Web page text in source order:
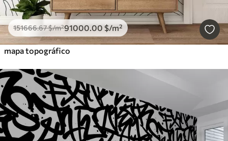
151666.67$/m²91000.00 $/m²
mapa topográfico